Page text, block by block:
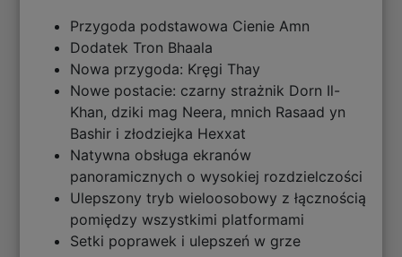
Przygoda podstawowa Cienie Amn
Dodatek Tron Bhaala
Nowa przygoda: Kręgi Thay
Nowe postacie: czarny strażnik Dorn Il-
Khan, dziki mag Neera, mnich Rasaad yn
Bashir i złodziejka Hexxat
Natywna obsługa ekranów
panoramicznych o wysokiej rozdzielczości
Ulepszony tryb wieloosobowy z łącznością
pomiędzy wszystkimi platformami
Setki poprawek i ulepszeń w grze